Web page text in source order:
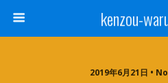
kenzou-
2019年6月21日 •